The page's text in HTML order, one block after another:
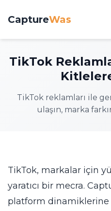
CaptureWas
TikTok
TikTok reklamları ile
ulaşın, marka
TikTok, markalar için
yaratıcı bir mecra.
platform dinamiklerine